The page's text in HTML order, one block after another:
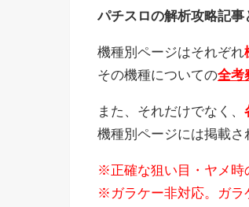
パチスロの解析攻略記事
機種別ページはそれぞれ
その機種についての全考
また、それだけでなく、
機種別ページには掲載さ
※正確な狙い目・ヤメ時
※ガラケー非対応。ガラ